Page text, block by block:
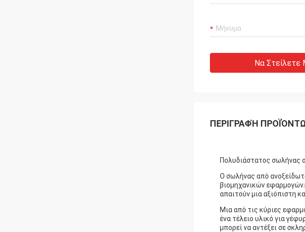
Να Στείλετε
ΠΕΡΙΓΡΑΦΉ
Πολυδιάστατος σωλήνας
Ο σωλήνας από
βιομηχανικών
απαιτούν μια αξιόπιστη
Μια από τις κύριες
ένα τέλειο υλικό για
μπορεί να αντέξει σε